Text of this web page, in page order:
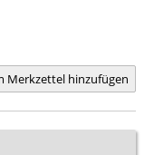
Merkzettel hinzufügen